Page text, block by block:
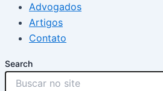
Advogados
Artigos
Contato
Search